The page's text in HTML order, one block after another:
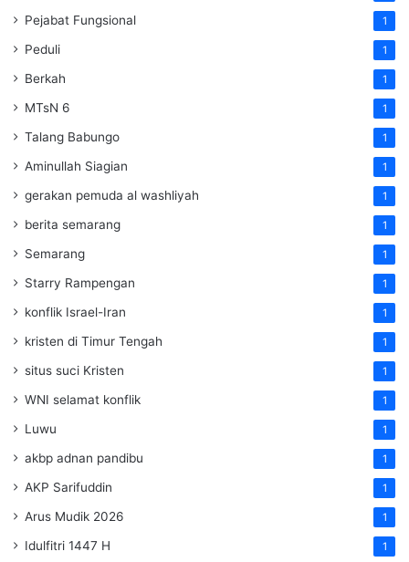
Pejabat Fungsional 1
Peduli 1
Berkah 1
MTsN 6 1
Talang Babungo 1
Aminullah Siagian 1
gerakan pemuda al washliyah 1
berita semarang 1
Semarang 1
Starry Rampengan 1
konflik Israel-Iran 1
kristen di Timur Tengah 1
situs suci Kristen 1
WNI selamat konflik 1
Luwu 1
akbp adnan pandibu 1
AKP Sarifuddin 1
Arus Mudik 2026 1
Idulfitri 1447 H 1